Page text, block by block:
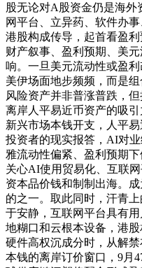
股无论对A股资金仍是海外
网平台、立异药、软件办
港股构成传导，起首看盈
财产叙事、盈利预期、美
响。一旦美元流动性或盈
美伊场面地步频频，而是组
风险资产并非普涨普跌，
离岸人平易近币资产的吸
新兴市场本钱开支，人平
投资者的现实报答，AI对
雅流动性偏紧、盈利预期
关心AI使用贸易化、互联
资本品价钱和制制出海。
的之一。取此同时，汗青
于安静，互联网平台具有
地糊口和云根本设备，港
硬件高权沉成分时，从解
本钱的离岸订价窗口，9月